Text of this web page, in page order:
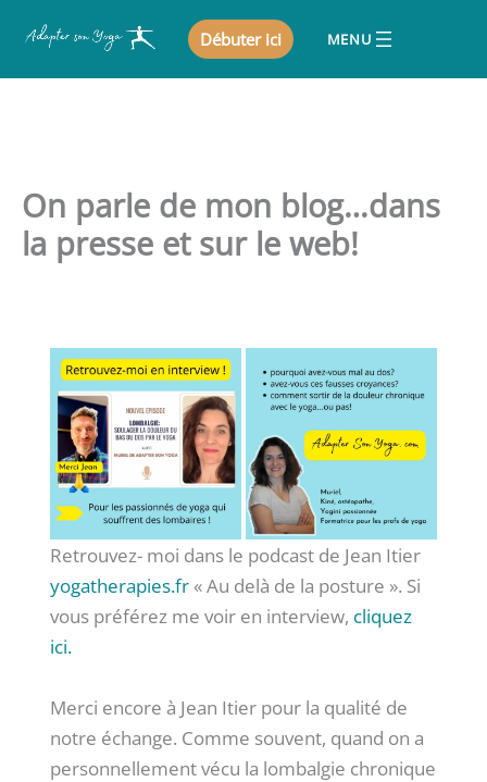
contenu
Débuter ici
On parle de mon blog…dans
la presse et sur le web!
Retrouvez- moi dans le podcast de Jean Itier
yogatherapies.fr« Au delà de la posture ». Si
vous préférez me voir en interview, cliquez
ici.
Merci encore à Jean Itier pour la qualité de
notre échange. Comme souvent, quand on a
personnellement vécu la lombalgie chronique